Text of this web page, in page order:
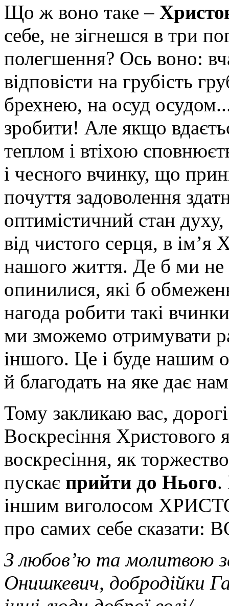
Що ж воно таке –
себе, не зігнешся в три
полегшення? Ось воно:
відповісти на грубість
брехнею, на осуд
зробити! Але якщо
теплом і втіхою
і чесного вчинку, що
почуття задоволення
оптимістичний стан
від чистого серця, в
нашого життя. Де б ми не
опинилися, які б
нагода робити такі
ми зможемо отримувати
іншого. Це і буде нашим
й благодать на яке дає
Тому закликаю вас,
Воскресіння Христового
воскресіння, як
пускає прийти до Нього.
іншим виголосом
про самих себе
З любов’ю та молитвою
Онишкевич, добродійки